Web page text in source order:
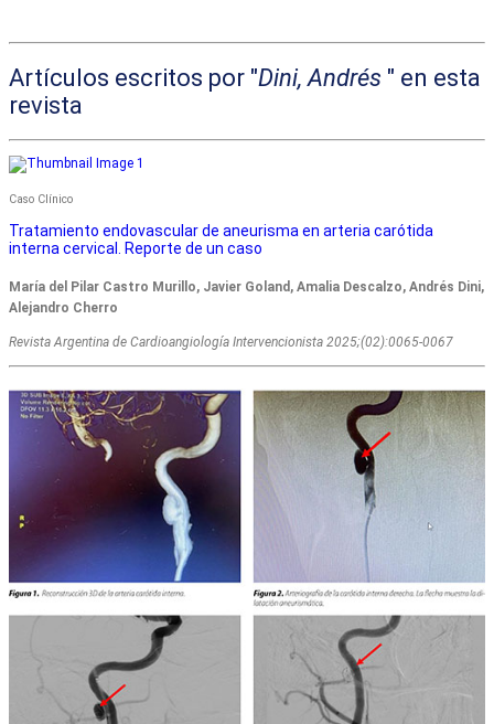
Artículos escritos por "Dini, Andrés " en esta
revista
Caso Clínico
Tratamiento endovascular de aneurisma en arteria carótida
interna cervical. Reporte de un caso
María del Pilar Castro Murillo, Javier Goland, Amalia Descalzo, Andrés Dini,
Alejandro Cherro
Revista Argentina de Cardioangiologí­a Intervencionista 2025;(02):0065-0067